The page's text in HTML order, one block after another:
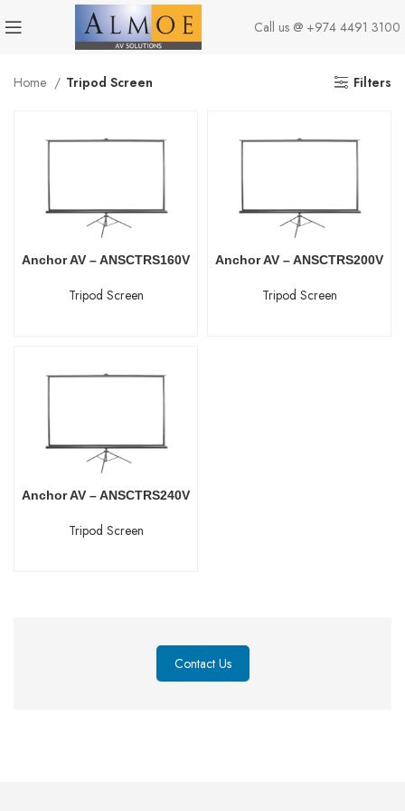
Call us @ +974 4491 3100
Home Tripod Screen Filters
Anchor AV – ANSCTRS160V
Tripod Screen
Anchor AV – ANSCTRS200V
Tripod Screen
Anchor AV – ANSCTRS240V
Tripod Screen
Contact Us